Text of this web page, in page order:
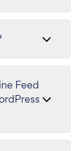
Feed